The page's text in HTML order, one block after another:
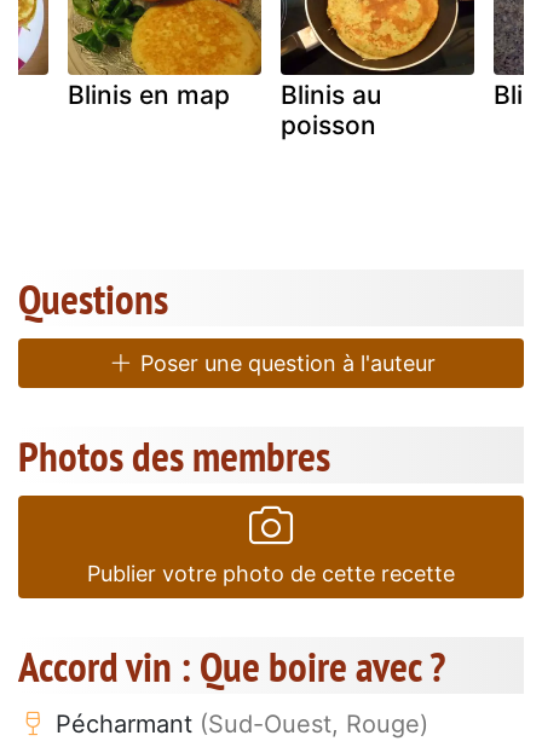
Blinis en map
Blinis au
poisson
Questions
Poser une question à l'auteur
Photos des membres
Publier votre photo de cette recette
Accord vin : Que boire avec ?
Pécharmant (Sud-Ouest, Rouge)